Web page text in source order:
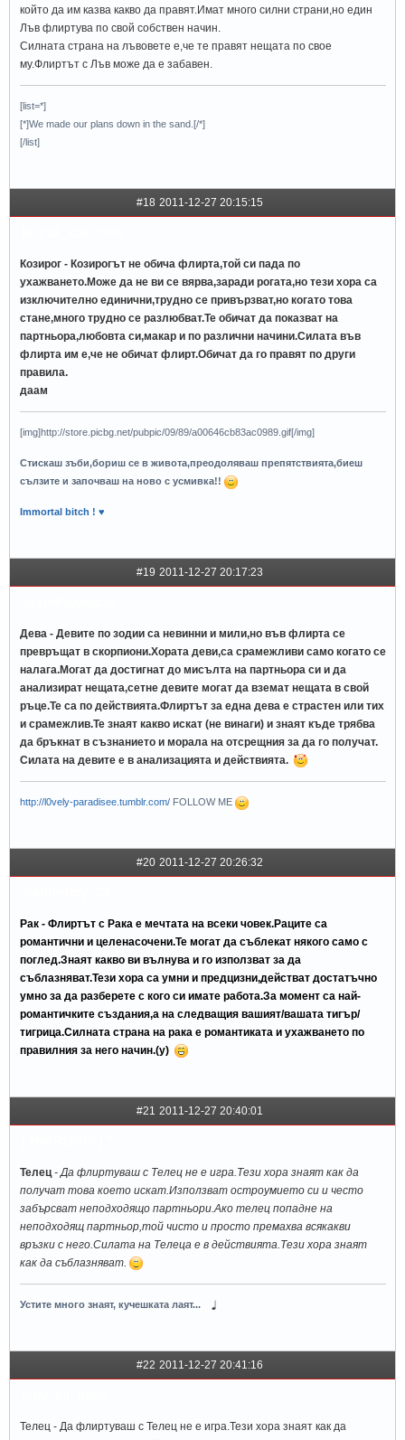
който да им казва какво да правят.Имат много силни страни,но един
Лъв флиртува по свой собствен начин.
Силната страна на лъвовете е,че те правят нещата по свое
му.Флиртът с Лъв може да е забавен.
[list=*]
[*]We made our plans down in the sand.[/*]
[/list]
#18 2011-12-27 20:15:15
Козирог - Козирогът не обича флирта,той си пада по
ухажването.Може да не ви се вярва,заради рогата,но тези хора са
изключително единични,трудно се привързват,но когато това
стане,много трудно се разлюбват.Те обичат да показват на
партньора,любовта си,макар и по различни начини.Силата във
флирта им е,че не обичат флирт.Обичат да го правят по други
правила.
даам
[img]http://store.picbg.net/pubpic/09/89/a00646cb83ac0989.gif[/img]
Стискаш зъби,бориш се в живота,преодоляваш препятствията,биеш
сълзите и започваш на ново с усмивка!!
Immortal bitch ! ♥
#19 2011-12-27 20:17:23
Дева - Девите по зодии са невинни и мили,но във флирта се
превръщат в скорпиони.Хората деви,са срамежливи само когато се
налага.Могат да достигнат до мисълта на партньора си и да
анализират нещата,сетне девите могат да вземат нещата в свой
ръце.Те са по действията.Флиртът за една дева е страстен или тих
и срамежлив.Те знаят какво искат (не винаги) и знаят къде трябва
да бръкнат в съзнанието и морала на отсрещния за да го получат.
Силата на девите е в анализацията и действията.
http://l0vely-paradisee.tumblr.com/ FOLLOW ME
#20 2011-12-27 20:26:32
Рак - Флиртът с Рака е мечтата на всеки човек.Раците са
романтични и целенасочени.Те могат да съблекат някого само с
поглед.Знаят какво ви вълнува и го използват за да
съблазняват.Тези хора са умни и предцизни,действат достатъчно
умно за да разберете с кого си имате работа.За момент са най-
романтичките създания,а на следващия вашият/вашата тигър/
тигрица.Силната страна на рака е романтиката и ухажването по
правилния за него начин.(y)
#21 2011-12-27 20:40:01
Телец - Да флиртуваш с Телец не е игра.Тези хора знаят как да
получат това което искат.Използват остроумието си и често
забърсват неподходящо партньори.Ако телец попадне на
неподходящ партньор,той чисто и просто премахва всякакви
връзки с него.Силата на Телеца е в действията.Тези хора знаят
как да съблазняват.
Устите много знаят, кучешката лаят...
#22 2011-12-27 20:41:16
Телец - Да флиртуваш с Телец не е игра.Тези хора знаят как да